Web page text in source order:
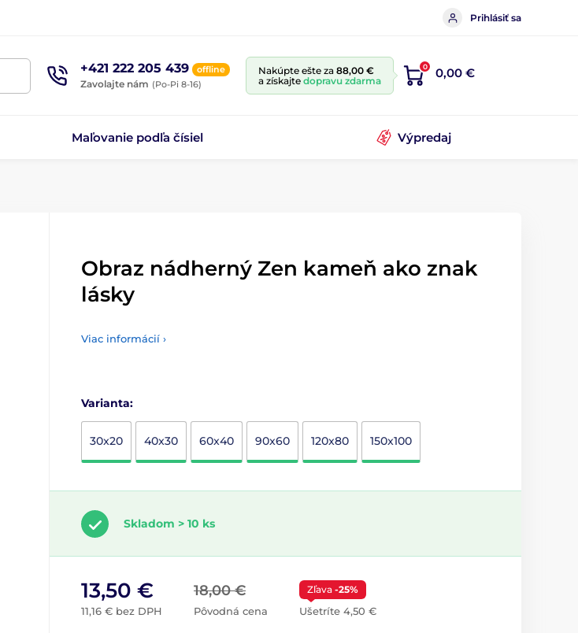
Prihlásiť sa
+421 222 205 439 offline
Zavolajte nám (Po-Pi 8-16)
Nakúpte ešte za 88,00 €
a získajte dopravu zdarma
0 0,00 €
Maľovanie podľa čísiel Výpredaj
Obraz nádherný Zen kameň ako znak
lásky
Viac informácií ›
Varianta:
30x20 40x30 60x40 90x60 120x80 150x100
Skladom > 10 ks
18,00 €
Pôvodná cena
13,50 €
11,16 € bez DPH
Zľava -25%
Ušetríte 4,50 €